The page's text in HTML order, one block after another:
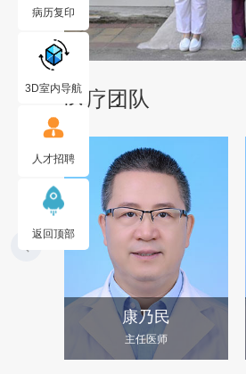
医疗团队
康乃民
主任医师
病历复印
3D室内导航
人才招聘
返回顶部